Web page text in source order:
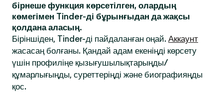
бірнеше функция көрсетілген, олардың
көмегімен Tinder-ді бұрынғыдан да жақсы
қолдана аласың.
Біріншіден, Tinder-ді пайдаланған оңай. Аккаунт
жасасаң болғаны. Қандай адам екеніңді көрсету
үшін профиліңе қызығушылықтарыңды/
құмарлығыңды, суреттеріңді және биографияңды
қос.